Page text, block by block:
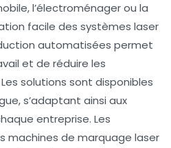
l’électroménager ou la
facile des systèmes laser
automatisées permet
et de réduire les
solutions sont disponibles
s’adaptant ainsi aux
entreprise. Les
machines de marquage laser